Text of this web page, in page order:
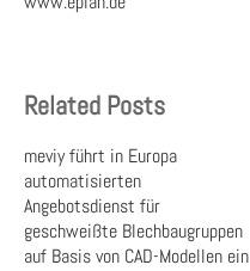
Related Posts
meviy führt in Europa
automatisierten
Angebotsdienst für
geschweißte Blechbaugruppen
auf Basis von CAD-Modellen ein